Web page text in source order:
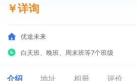
￥详询
优途未来
白天班
晚班 周末班等7个班级
介绍 地址 相册 评价